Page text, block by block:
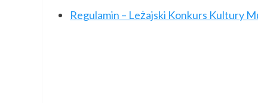
Regulamin – Leżajski Konkurs Kultury